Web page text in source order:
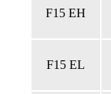
F15 EH
F15 EL